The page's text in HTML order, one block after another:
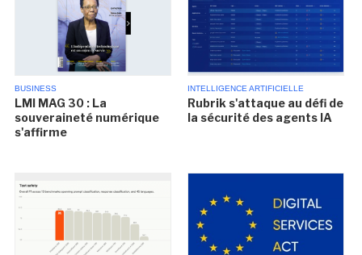
BUSINESS
LMI MAG 30 : La
souveraineté numérique
s'affirme
INTELLIGENCE ARTIFICIELLE
Rubrik s'attaque au défi de
la sécurité des agents IA